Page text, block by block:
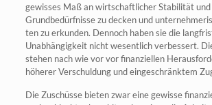
gewis­ses Maß an wirt­schaft­li­cher Sta­bi­li­tät und
Grund­be­dürf­nis­se zu decken und
ten zu erkun­den. Den­noch haben sie die
Unab­hän­gig­keit nicht wesent­lich ver­bes­sert.
ste­hen nach wie vor vor finan­zi­el­len
höhe­rer Ver­schul­dung und ein­ge­schränk­tem
Die Zuschüs­se bie­ten zwar eine gewis­se